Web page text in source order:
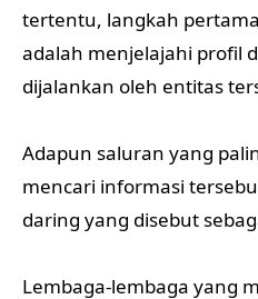
tertentu, langkah
adalah menjelajahi profil
dijalankan oleh entitas
Adapun saluran yang
mencari informasi
daring yang disebut
Lembaga-lembaga yang